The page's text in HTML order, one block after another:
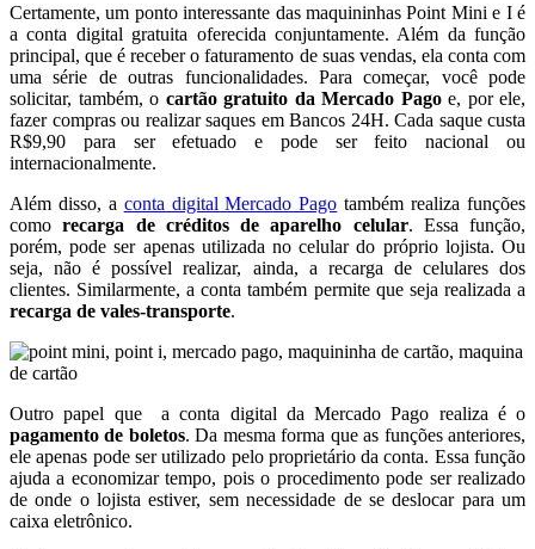
Certamente, um ponto interessante das maquininhas Point Mini e I é
a conta digital gratuita oferecida conjuntamente. Além da função
principal, que é receber o faturamento de suas vendas, ela conta com
uma série de outras funcionalidades. Para começar, você pode
solicitar, também, o cartão gratuito da Mercado Pagoe, por ele,
fazer compras ou realizar saques em Bancos 24H. Cada saque custa
R$9,90 para ser efetuado e pode ser feito nacional ou
internacionalmente.
Além disso, a conta digital Mercado Pago também realiza funções
comorecarga de créditos de aparelho celular. Essa função,
porém, pode ser apenas utilizada no celular do próprio lojista. Ou
seja, não é possível realizar, ainda, a recarga de celulares dos
clientes. Similarmente, a conta também permite que seja realizada a
recarga de vales-transporte.
Outro papel que a conta digital da Mercado Pago realiza é o
pagamento de boletos. Da mesma forma que as funções anteriores,
ele apenas pode ser utilizado pelo proprietário da conta. Essa função
ajuda a economizar tempo, pois o procedimento pode ser realizado
de onde o lojista estiver, sem necessidade de se deslocar para um
caixa eletrônico.